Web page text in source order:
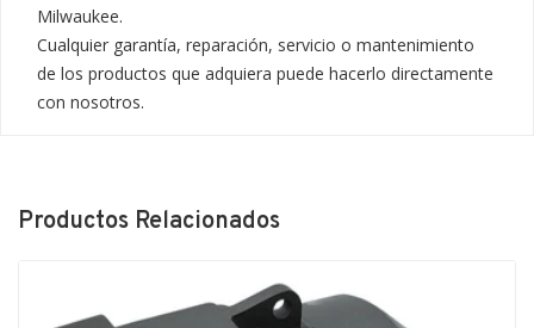
Milwaukee.
Cualquier garantía, reparación, servicio o mantenimiento
de los productos que adquiera puede hacerlo directamente
con nosotros.
Productos Relacionados